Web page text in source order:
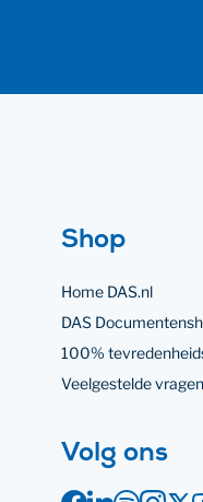
Footer navigatie
Shop
Home DAS.nl
DAS
100%
Veelgestelde vragen
Volg onsop
Juridische links